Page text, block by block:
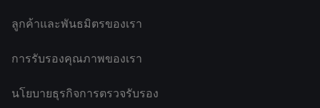
ลูกค้าและพันธมิตรของเรา
การรับรองคุณภาพของเรา
นโยบายธุรกิจการตรวจรับรอง